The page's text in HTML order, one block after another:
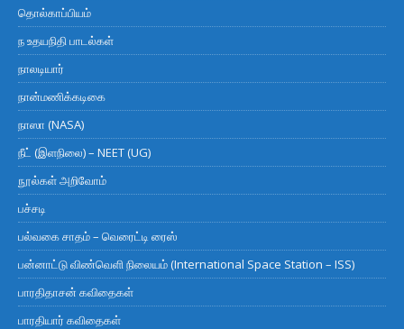
தொல்காப்பியம்
ந உதயநிதி பாடல்கள்
நாலடியார்
நான்மணிக்கடிகை
நாஸா (NASA)
நீட் (இளநிலை) – NEET (UG)
நூல்கள் அறிவோம்
பச்சடி
பல்வகை சாதம் – வெரைட்டி ரைஸ்
பன்னாட்டு விண்வெளி நிலையம் (International Space Station – ISS)
பாரதிதாசன் கவிதைகள்
பாரதியார் கவிதைகள்